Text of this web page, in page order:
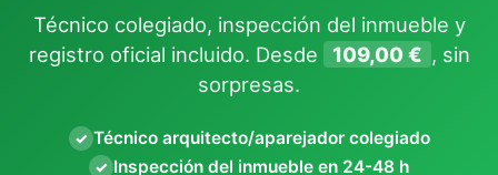
Técnico colegiado, inspección del inmueble y
registro oficial incluido. Desde
109,00 € , sin
sorpresas.
✓ Técnico arquitecto/aparejador colegiado
✓ Inspección del inmueble en 24-48 h